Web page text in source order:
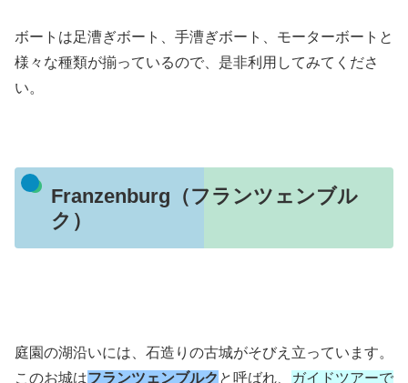
ボートは足漕ぎボート、手漕ぎボート、モーターボートと
様々な種類が揃っているので、是非利用してみてくださ
い。
Franzenburg（フランツェンブル
ク）
庭園の湖沿いには、石造りの古城がそびえ立っています。
このお城はフランツェンブルク と呼ばれ、
ガイドツアーで